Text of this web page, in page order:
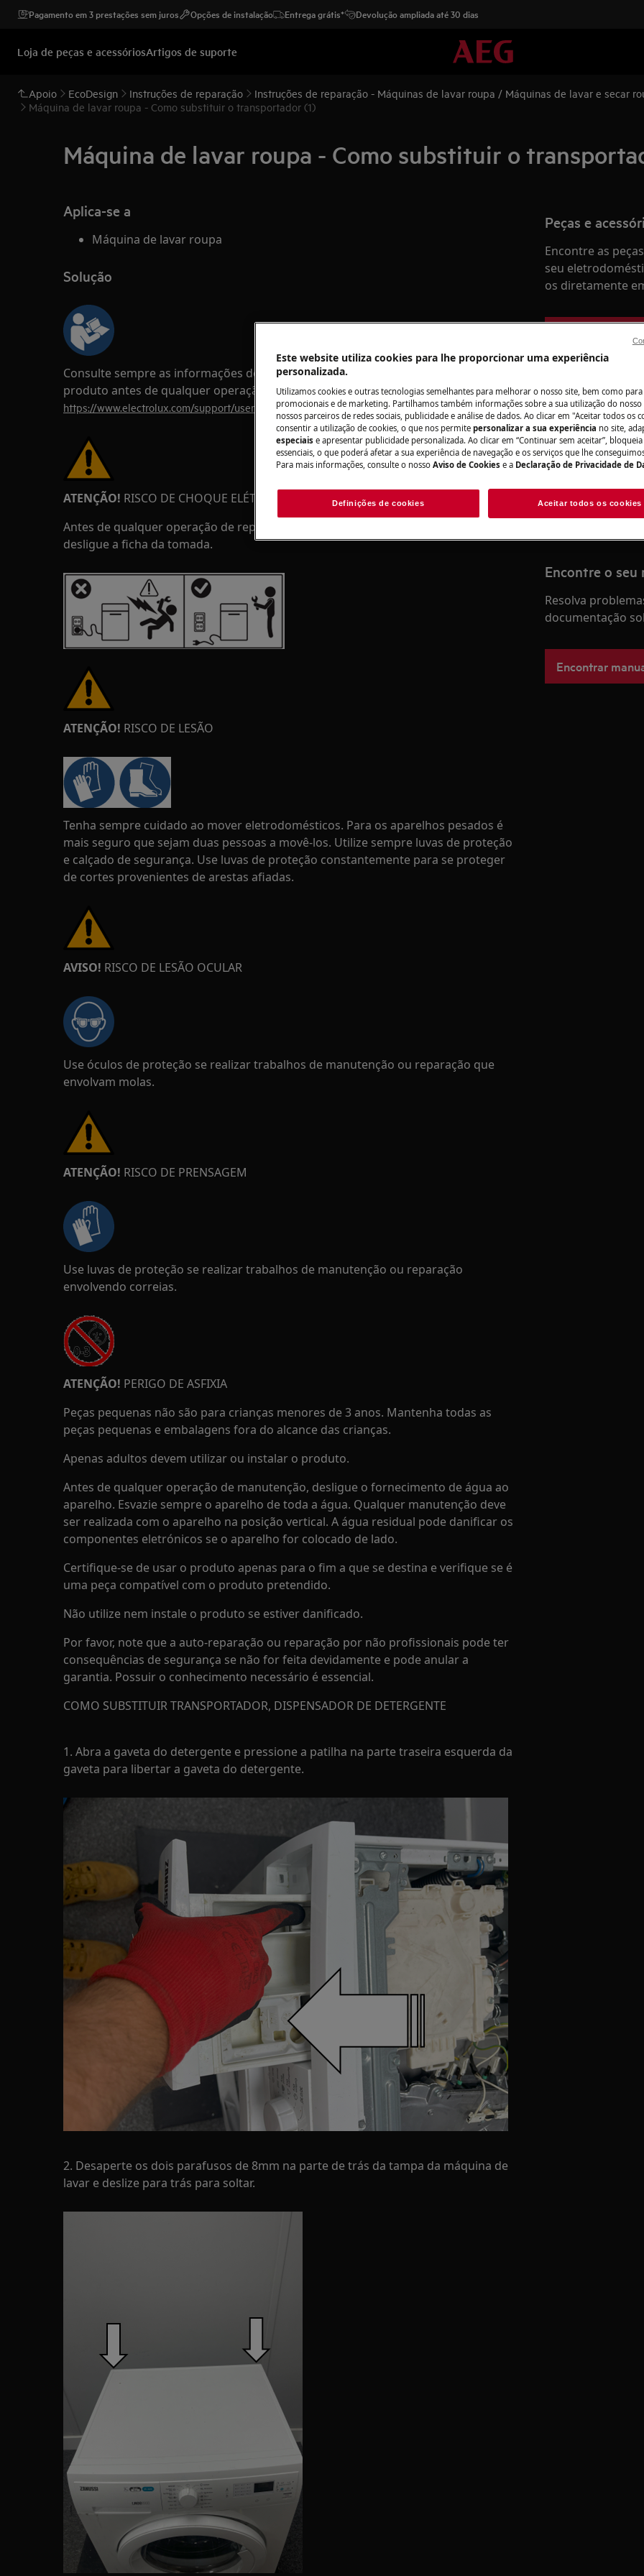
Pagamento em 3 prestações sem juros Opções de instalação Entrega grátis* Devolução ampliada até 30 dias
Loja de peças e acessóriosArtigos de suporte
Apoio EcoDesign Instruções de reparação
Instruções de reparação - Máquinas de lavar roupa / Máquinas de lavar e secar
Máquina de lavar roupa - Como substituir o transportador (1)
Máquina de lavar roupa - Como substituir o
Aplica-se a
Máquina de lavar roupa
Solução
Consulte sempre as informações de segurança do manual de utilizador do seu
produto antes de qualquer operação de reparação ou manutenção.
https://www.electrolux.com/support/user-manuals/
ATENÇÃO! RISCO DE CHOQUE ELÉTRICO
Antes de qualquer operação de reparação ou manutenção, desative o aparelho e
desligue a ficha da tomada.
ATENÇÃO! RISCO DE LESÃO
Tenha sempre cuidado ao mover eletrodomésticos. Para os aparelhos pesados é
mais seguro que sejam duas pessoas a movê-los. Utilize sempre luvas de proteção
e calçado de segurança. Use luvas de proteção constantemente para se proteger
de cortes provenientes de arestas afiadas.
AVISO! RISCO DE LESÃO OCULAR
Use óculos de proteção se realizar trabalhos de manutenção ou reparação que
envolvam molas.
ATENÇÃO! RISCO DE PRENSAGEM
Use luvas de proteção se realizar trabalhos de manutenção ou reparação
envolvendo correias.
ATENÇÃO! PERIGO DE ASFIXIA
Peças pequenas não são para crianças menores de 3 anos. Mantenha todas as
peças pequenas e embalagens fora do alcance das crianças.
Apenas adultos devem utilizar ou instalar o produto.
Antes de qualquer operação de manutenção, desligue o fornecimento de água ao
aparelho. Esvazie sempre o aparelho de toda a água. Qualquer manutenção deve
ser realizada com o aparelho na posição vertical. A água residual pode danificar os
componentes eletrónicos se o aparelho for colocado de lado.
Certifique-se de usar o produto apenas para o fim a que se destina e verifique se é
uma peça compatível com o produto pretendido.
Não utilize nem instale o produto se estiver danificado.
Por favor, note que a auto-reparação ou reparação por não profissionais pode ter
consequências de segurança se não for feita devidamente e pode anular a
garantia. Possuir o conhecimento necessário é essencial.
COMO SUBSTITUIR TRANSPORTADOR, DISPENSADOR DE DETERGENTE
1. Abra a gaveta do detergente e pressione a patilha na parte traseira esquerda da
gaveta para libertar a gaveta do detergente.
2. Desaperte os dois parafusos de 8mm na parte de trás da tampa da máquina de
lavar e deslize para trás para soltar.
Peças e
Encontre as
seu
os diretamente
Para a loja
Precisa de
Não se
assistência
Marcar serviço
Encontre o
Resolva
documentação
Encontrar
Este website utiliza cookies para lhe proporcionar uma experiência
personalizada.
Utilizamos cookies e outras tecnologias semelhantes para melhorar o nosso site, bem como
promocionais e de marketing. Partilhamos também informações sobre a sua utilização do nosso
nossos parceiros de redes sociais, publicidade e análise de dados. Ao clicar em "Aceitar todos os
consentir a utilização de cookies, o que nos permite personalizar a sua experiência no site,
especiais e apresentar publicidade personalizada. Ao clicar em “Continuar sem aceitar”,
essenciais, o que poderá afetar a sua experiência de navegação e os serviços que lhe
Para mais informações, consulte o nosso Aviso de Cookies e a Declaração de Privacidade de
Definições de cookies Aceitar todos os cookies